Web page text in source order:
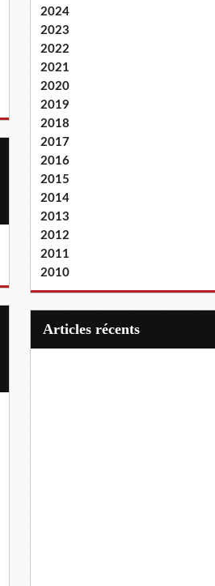
2024
2023
2022
2021
2020
2019
2018
2017
2016
2015
2014
2013
2012
2011
2010
articles récents